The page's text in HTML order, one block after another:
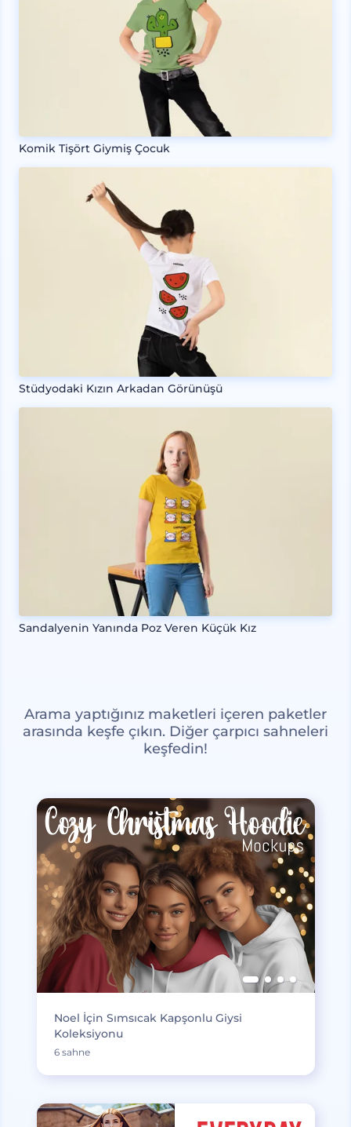
Komik Tişört Giymiş Çocuk
Stüdyodaki Kızın Arkadan Görünüşü
Sandalyenin Yanında Poz Veren Küçük Kız
Arama yaptığınız maketleri içeren paketler
arasında keşfe çıkın. Diğer çarpıcı sahneleri
keşfedin!
Noel İçin Sımsıcak Kapşonlu Giysi
Koleksiyonu
6 sahne